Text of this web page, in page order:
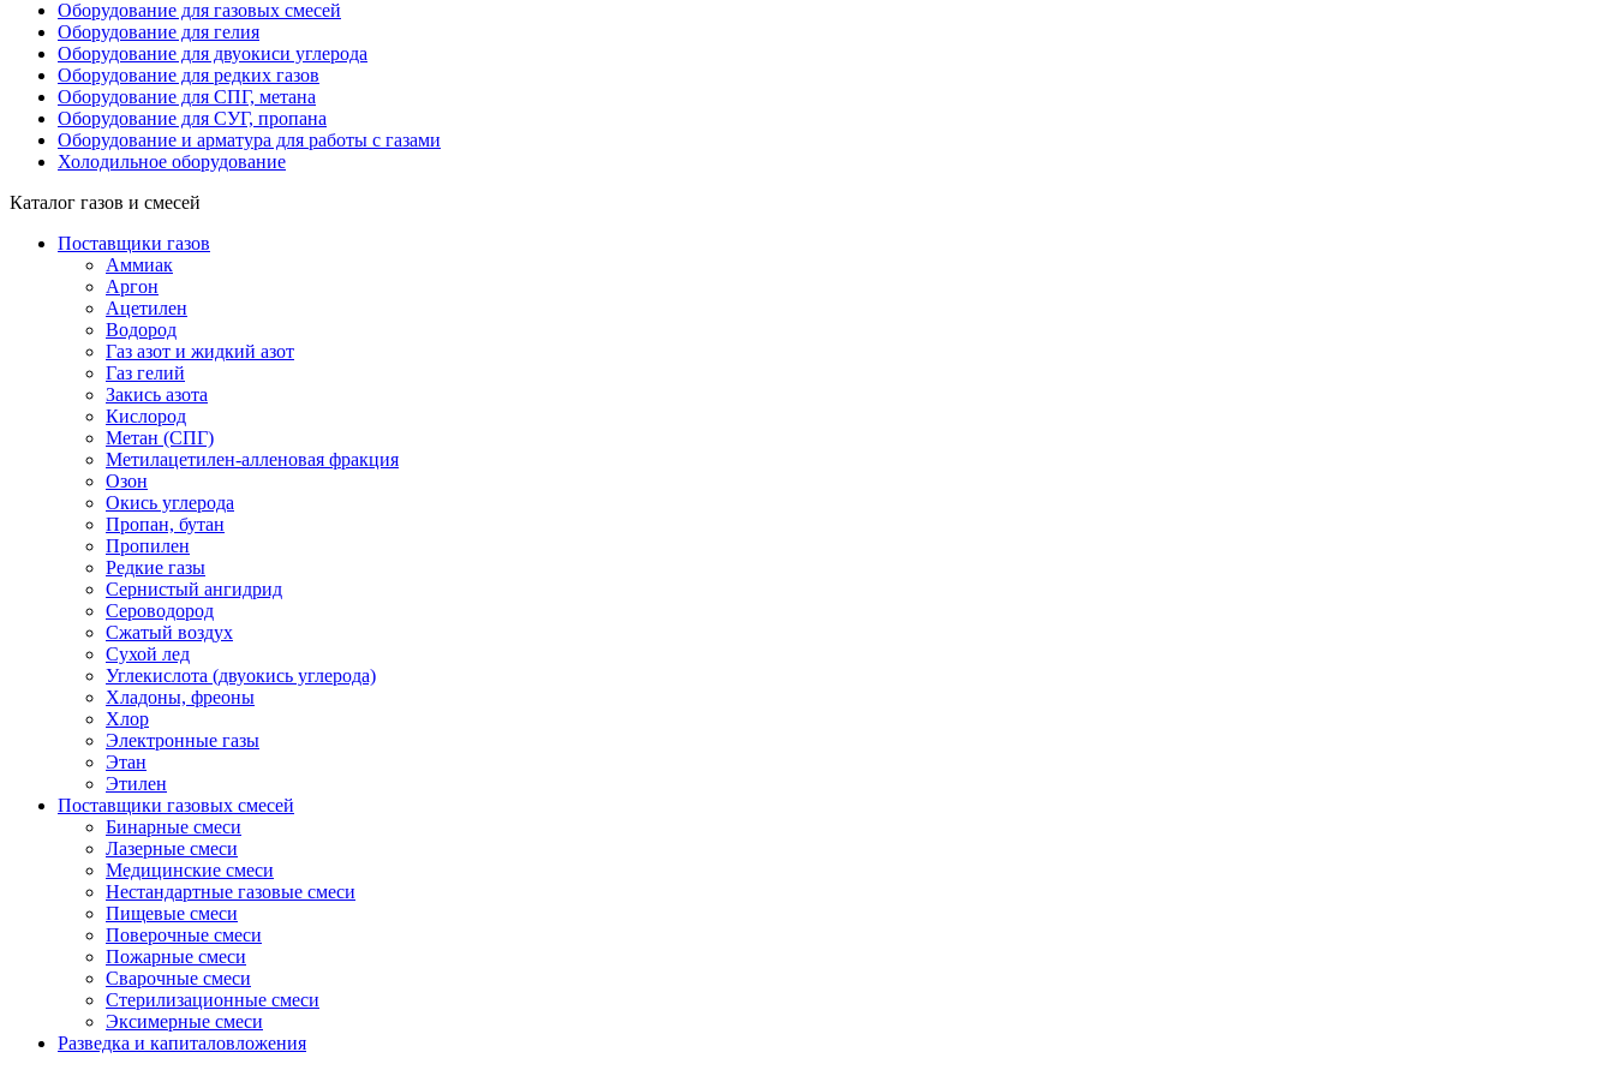
Оборудование для газовых смесей
Оборудование для гелия
Оборудование для двуокиси углерода
Оборудование для редких газов
Оборудование для СПГ, метана
Оборудование для СУГ, пропана
Оборудование и арматура для работы с газами
Холодильное оборудование
Каталог газов и смесей
Поставщики газов
Аммиак
Аргон
Ацетилен
Водород
Газ азот и жидкий азот
Газ гелий
Закись азота
Кислород
Метан (СПГ)
Метилацетилен-алленовая фракция
Озон
Окись углерода
Пропан, бутан
Пропилен
Редкие газы
Сернистый ангидрид
Сероводород
Сжатый воздух
Сухой лед
Углекислота (двуокись углерода)
Хладоны, фреоны
Хлор
Электронные газы
Этан
Этилен
Поставщики газовых смесей
Бинарные смеси
Лазерные смеси
Медицинские смеси
Нестандартные газовые смеси
Пищевые смеси
Поверочные смеси
Пожарные смеси
Сварочные смеси
Стерилизационные смеси
Эксимерные смеси
Разведка и капиталовложения